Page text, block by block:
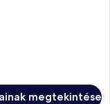
megtekintése